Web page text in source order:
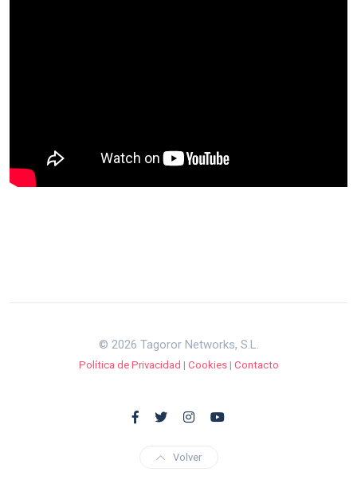
© 2026 Tagoror Networks, S.L.
Política de Privacidad | Cookies| Contacto
Volver